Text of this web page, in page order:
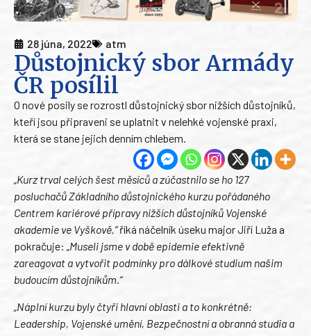
28 júna, 2022 atm
Důstojnický sbor Armády
ČR posílil
O nové posily se rozrostl důstojnický sbor nižších důstojníků,
kteří jsou připraveni se uplatnit v nelehké vojenské praxi,
která se stane jejich denním chlebem.
„Kurz trval celých šest měsíců a zúčastnilo se ho 127
posluchačů Základního důstojnického kurzu pořádaného
Centrem kariérové přípravy nižších důstojníků Vojenské
akademie ve Vyškově,“říká náčelník úseku major Jiří Luža a
pokračuje: „Museli jsme v době epidemie efektivně
zareagovat a vytvořit podmínky pro dálkové studium našim
budoucím důstojníkům.“
„Náplní kurzu byly čtyři hlavní oblasti a to konkrétně:
Leadership, Vojenské umění, Bezpečnostní a obranná studia a